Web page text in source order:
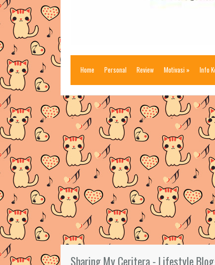
Home Personal Review Motivasi » Info
Sharing My Ceritera - Lifestyle